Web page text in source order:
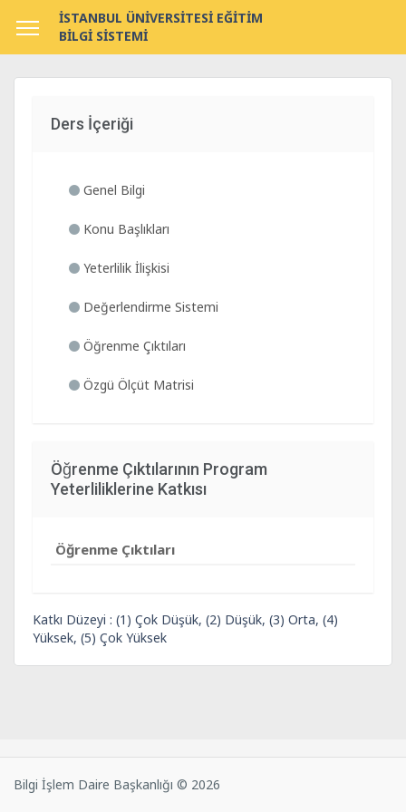
İSTANBUL ÜNİVERSİTESİ EĞİTİM
BİLGİ SİSTEMİ
Ders İçeriği
Genel Bilgi
Konu Başlıkları
Yeterlilik İlişkisi
Değerlendirme Sistemi
Öğrenme Çıktıları
Özgü Ölçüt Matrisi
Öğrenme Çıktılarının Program
Yeterliliklerine Katkısı
Öğrenme Çıktıları
Katkı Düzeyi : (1) Çok Düşük, (2) Düşük, (3) Orta, (4)
Yüksek, (5) Çok Yüksek
Bilgi İşlem Daire Başkanlığı © 2026